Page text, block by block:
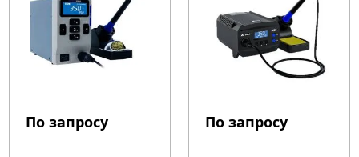
По запросу По запросу